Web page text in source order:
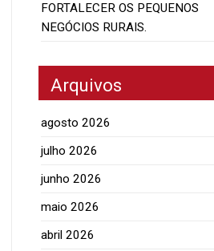
FORTALECER OS PEQUENOS
NEGÓCIOS RURAIS.
Arquivos
agosto 2026
julho 2026
junho 2026
maio 2026
abril 2026